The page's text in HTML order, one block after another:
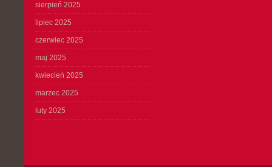
sierpień 2025
lipiec 2025
czerwiec 2025
maj 2025
kwiecień 2025
marzec 2025
luty 2025